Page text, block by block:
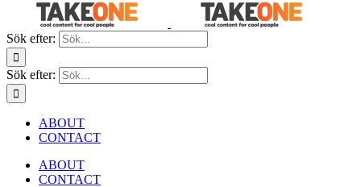
Sök efter:
Sök efter:
ABOUT
CONTACT
ABOUT
CONTACT